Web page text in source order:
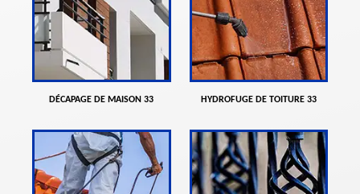
DÉCAPAGE DE MAISON 33 HYDROFUGE DE TOITURE 33